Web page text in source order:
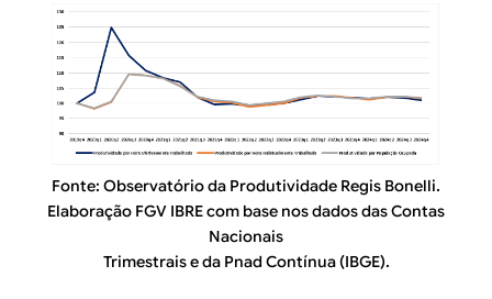
Fonte: Observatório da Produtividade Regis Bonelli.
Elaboração FGV IBRE com base nos dados das Contas
Nacionais
Trimestrais e da Pnad Contínua (IBGE).